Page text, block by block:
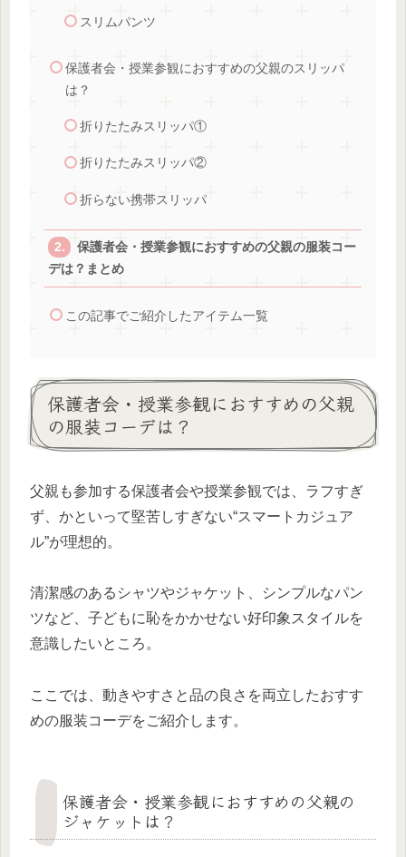
スリムパンツ
保護者会・授業参観におすすめの父親のスリッパ
は？
折りたたみスリッパ①
折りたたみスリッパ②
折らない携帯スリッパ
保護者会・授業参観におすすめの父親の服装コー
デは？まとめ
この記事でご紹介したアイテム一覧
保護者会・授業参観におすすめの父親
の服装コーデは？
父親も参加する保護者会や授業参観では、ラフすぎ
ず、かといって堅苦しすぎない“スマートカジュア
ル”が理想的。
清潔感のあるシャツやジャケット、シンプルなパン
ツなど、子どもに恥をかかせない好印象スタイルを
意識したいところ。
ここでは、動きやすさと品の良さを両立したおすす
めの服装コーデをご紹介します。
保護者会・授業参観におすすめの父親の
ジャケットは？